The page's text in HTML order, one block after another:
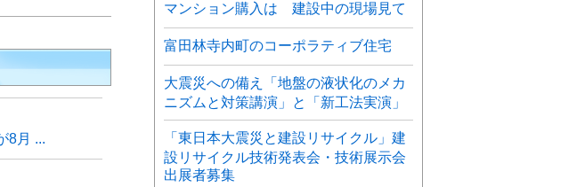
8月 ...
マンション購入は 建設中の現場見て
富田林寺内町のコーポラティブ住宅
大震災への備え「地盤の液状化のメカ
ニズムと対策講演」と「新工法実演」
「東日本大震災と建設リサイクル」建
設リサイクル技術発表会・技術展示会
出展者募集